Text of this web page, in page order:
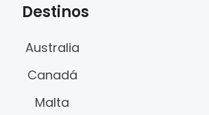
Destinos
Australia
Canadá
Malta